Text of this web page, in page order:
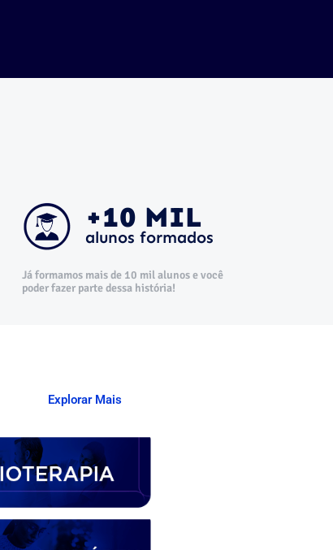
+10 MIL
alunos formados
Já formamos mais de 10 mil alunos e você
poder fazer parte dessa história!
Explorar Mais